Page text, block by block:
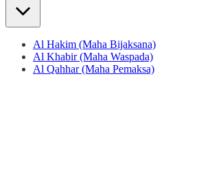
Al Hakim (Maha Bijaksana)
Al Khabir (Maha Waspada)
Al Qahhar (Maha Pemaksa)